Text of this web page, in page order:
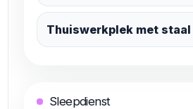
Thuiswerkplek met staal
Sleepdienst